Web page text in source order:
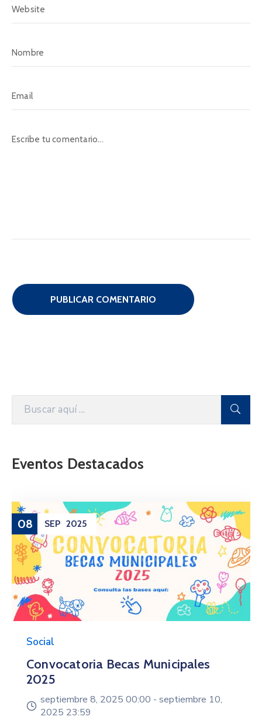
Eventos Destacados
08 SEP 2025
Social
Convocatoria Becas Municipales
2025
septiembre 8, 2025 00:00 - septiembre 10,
2025 23:59